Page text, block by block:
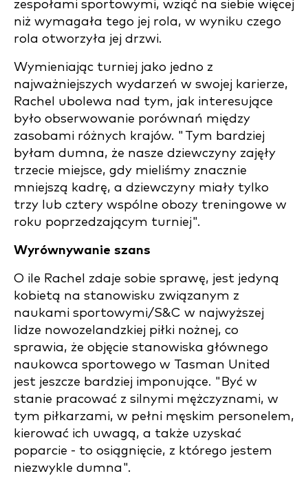
zespołami sportowymi, wziąć na siebie więcej
niż wymagała tego jej rola, w wyniku czego
rola otworzyła jej drzwi.
Wymieniając turniej jako jedno z
najważniejszych wydarzeń w swojej karierze,
Rachel ubolewa nad tym, jak interesujące
było obserwowanie porównań między
zasobami różnych krajów. "Tym bardziej
byłam dumna, że nasze dziewczyny zajęły
trzecie miejsce, gdy mieliśmy znacznie
mniejszą kadrę, a dziewczyny miały tylko
trzy lub cztery wspólne obozy treningowe w
roku poprzedzającym turniej".
Wyrównywanie szans
O ile Rachel zdaje sobie sprawę, jest jedyną
kobietą na stanowisku związanym z
naukami sportowymi/S&C w najwyższej
lidze nowozelandzkiej piłki nożnej, co
sprawia, że objęcie stanowiska głównego
naukowca sportowego w Tasman United
jest jeszcze bardziej imponujące. "Być w
stanie pracować z silnymi mężczyznami, w
tym piłkarzami, w pełni męskim personelem,
kierować ich uwagą, a także uzyskać
poparcie - to osiągnięcie, z którego jestem
niezwykle dumna".